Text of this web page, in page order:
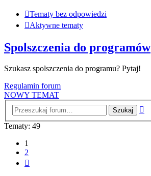
Tematy bez odpowiedzi
Aktywne tematy
Spolszczenia do programów
Szukasz spolszczenia do programu? Pytaj!
Regulamin forum
NOWY TEMAT
Tematy: 49
1
2